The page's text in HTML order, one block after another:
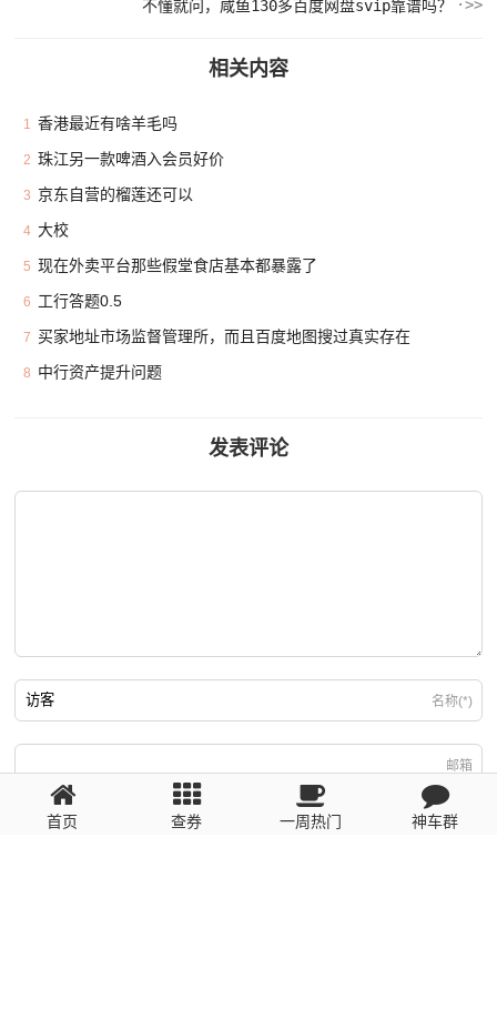
不懂就问，咸鱼130多百度网盘svip靠谱吗？
相关内容
1 香港最近有啥羊毛吗
2 珠江另一款啤酒入会员好价
3 京东自营的榴莲还可以
4 大校
5 现在外卖平台那些假堂食店基本都暴露了
6 工行答题0.5
7 买家地址市场监督管理所，而且百度地图搜过真实存在
8 中行资产提升问题
发表评论
名称(*)
邮箱
回复需填写必要信息
首页 查券 一周热门 神车群